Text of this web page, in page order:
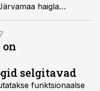
haigla
ta investeeringut
selgitavad
funktsionaalse